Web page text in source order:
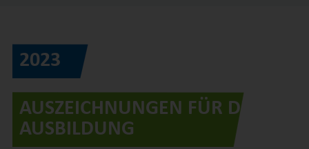
2023
AUSZEICHNUNGEN FÜR DIE
AUSBILDUNG